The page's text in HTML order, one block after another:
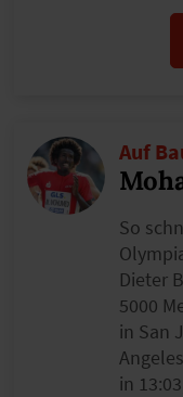
Auf
So
Dieter
5000
in San
in